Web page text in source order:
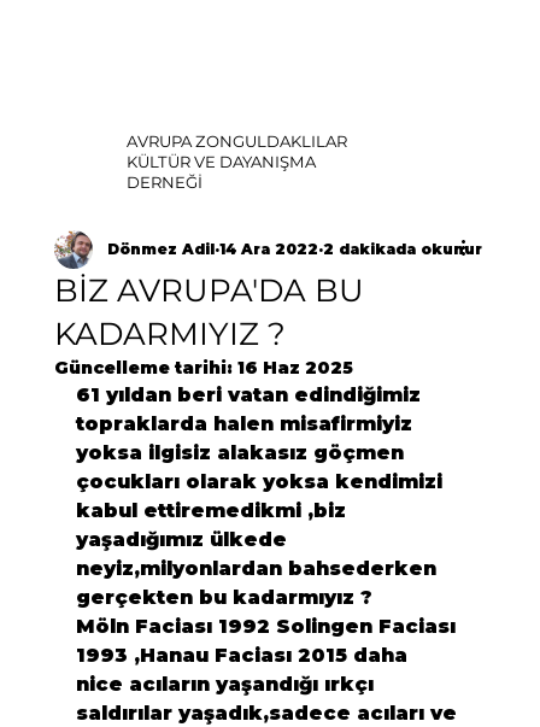
AVRUPA ZONGULDAKLILAR
KÜLTÜR VE DAYANIŞMA
DERNEĞİ
BİZ AVRUPA'DA BU
KADARMIYIZ ?
Dönmez Adil 14 Ara 2022 2 dakikada okunur
Güncelleme tarihi: 16 Haz 2025
61 yıldan beri vatan edindiğimiz
topraklarda halen misafirmiyiz
yoksa ilgisiz alakasız göçmen
çocukları olarak yoksa kendimizi
kabul ettiremedikmi ,biz
yaşadığımız ülkede
neyiz,milyonlardan bahsederken
gerçekten bu kadarmıyız ?
Möln Faciası 1992 Solingen Faciası
1993 ,Hanau Faciası 2015 daha
nice acıların yaşandığı ırkçı
saldırılar yaşadık,sadece acıları ve